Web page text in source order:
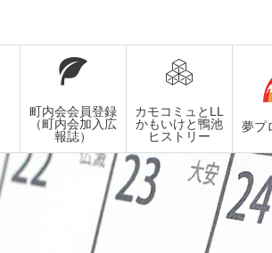
町内会会員登録
（町内会加入広
報誌）
カモコミュとLL
かもいけと鴨池
ヒストリー
夢プ